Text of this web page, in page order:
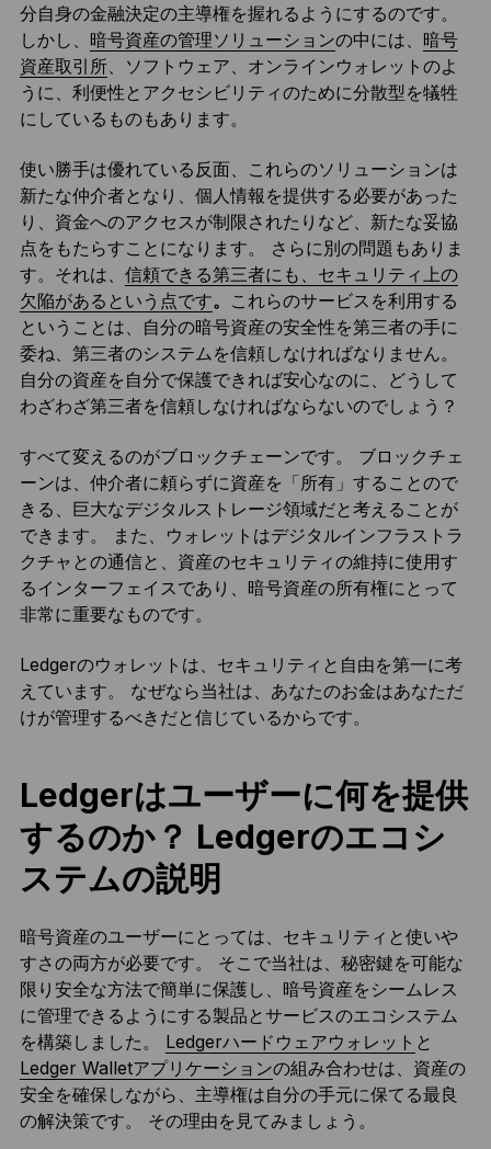
分自身の金融決定の主導権を握れるようにするのです。
しかし、 暗号資産の管理ソリューションの中には、 暗号
資産取引所、ソフトウェア、オンラインウォレットのよ
うに、利便性とアクセシビリティのために分散型を犠牲
にしているものもあります。
使い勝手は優れている反面、これらのソリューションは
新たな仲介者となり、個人情報を提供する必要があった
り、資金へのアクセスが制限されたりなど、新たな妥協
点をもたらすことになります。 さらに別の問題もありま
す。それは、 信頼できる第三者にも、セキュリティ上の
欠陥があるという点です。 これらのサービスを利用する
ということは、自分の暗号資産の安全性を第三者の手に
委ね、第三者のシステムを信頼しなければなりません。
自分の資産を自分で保護できれば安心なのに、どうして
わざわざ第三者を信頼しなければならないのでしょう？
すべて変えるのがブロックチェーンです。 ブロックチェ
ーンは、仲介者に頼らずに資産を「所有」することので
きる、巨大なデジタルストレージ領域だと考えることが
できます。 また、ウォレットはデジタルインフラストラ
クチャとの通信と、資産のセキュリティの維持に使用す
るインターフェイスであり、暗号資産の所有権にとって
非常に重要なものです。
Ledgerのウォレットは、セキュリティと自由を第一に考
えています。 なぜなら当社は、あなたのお金はあなただ
けが管理するべきだと信じているからです。
Ledgerはユーザーに何を提供
するのか？ Ledgerのエコシ
ステムの説明
暗号資産のユーザーにとっては、セキュリティと使いや
すさの両方が必要です。 そこで当社は、秘密鍵を可能な
限り安全な方法で簡単に保護し、暗号資産をシームレス
に管理できるようにする製品とサービスのエコシステム
を構築しました。 Ledgerハードウェアウォレット と
Ledger Walletアプリケーションの組み合わせは、資産の
安全を確保しながら、主導権は自分の手元に保てる最良
の解決策です。 その理由を見てみましょう。